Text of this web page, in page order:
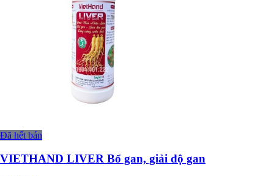
Đã hết bán
VIETHAND LIVER Bổ gan, giải độ gan